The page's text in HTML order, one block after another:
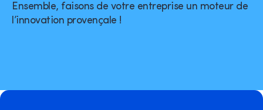
Ensemble, faisons de votre entreprise un moteur de
l’innovation provençale !